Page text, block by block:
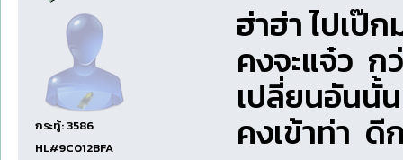
กระทู้: 3586
HL#9C012BFA
ฮ่าฮ่า ไปเป๊
คงจะแจ๋ว ก
เปลี่ยนอันนั้
คงเข้าท่า ดี